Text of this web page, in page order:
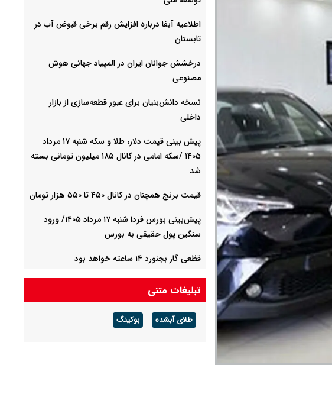
اطلاعیه آبفا درباره افزایش رقم برخی قبوض آب در
تابستان
درخشش جوانان ایران در المپیاد جهانی هوش
مصنوعی
نسخه دانش‌بنیان برای عبور قطعه‌سازی از بازار
داخلی
پیش ‌بینی قیمت دلار، طلا و سکه شنبه ۱۷ مرداد
۱۴۰۵ /سکه امامی در کانال ۱۸۵ میلیون تومانی بسته
شد
قیمت برنج همچنان در کانال ۴۵۰ تا ۵۵۰ هزار تومان
پیش‌بینی بورس فردا شنبه ۱۷ مرداد ۱۴۰۵/ ورود
سنگین پول حقیقی به بورس
قظعی گاز بجنورد ۱۴ ساعته خواهد بود
شرکت گاز مازندران هشدار داد: برای زمستان آماده
شوید
تبلیغات متنی
طلای آبشده بوکینگ